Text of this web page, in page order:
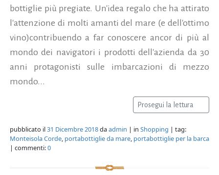
bottiglie più pregiate. Un'idea regalo che ha attirato
l'attenzione di molti amanti del mare (e dell'ottimo
vino)contribuendo a far conoscere ancor di più al
mondo dei navigatori i prodotti dell'azienda da 30
anni protagonisti sulle imbarcazioni di mezzo
mondo...
Prosegui la lettura
pubblicato il31 Dicembre 2018daadmin | in Shopping | tag:
Monteisola Corde portabottiglie da mare portabottiglie per la barca
| commenti:0